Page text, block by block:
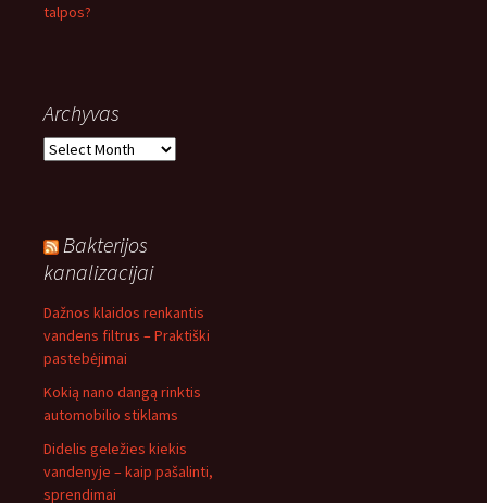
talpos?
Archyvas
Archyvas
Bakterijos
kanalizacijai
Dažnos klaidos renkantis
vandens filtrus – Praktiški
pastebėjimai
Kokią nano dangą rinktis
automobilio stiklams
Didelis geležies kiekis
vandenyje – kaip pašalinti,
sprendimai